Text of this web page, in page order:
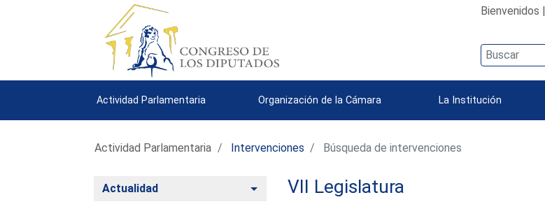
Bienvenidos |
Actividad Parlamentaria Organización de la Cámara La Institución
Actividad Parlamentaria Intervenciones Búsqueda de intervenciones
Actualidad AlternarVII Legislatura